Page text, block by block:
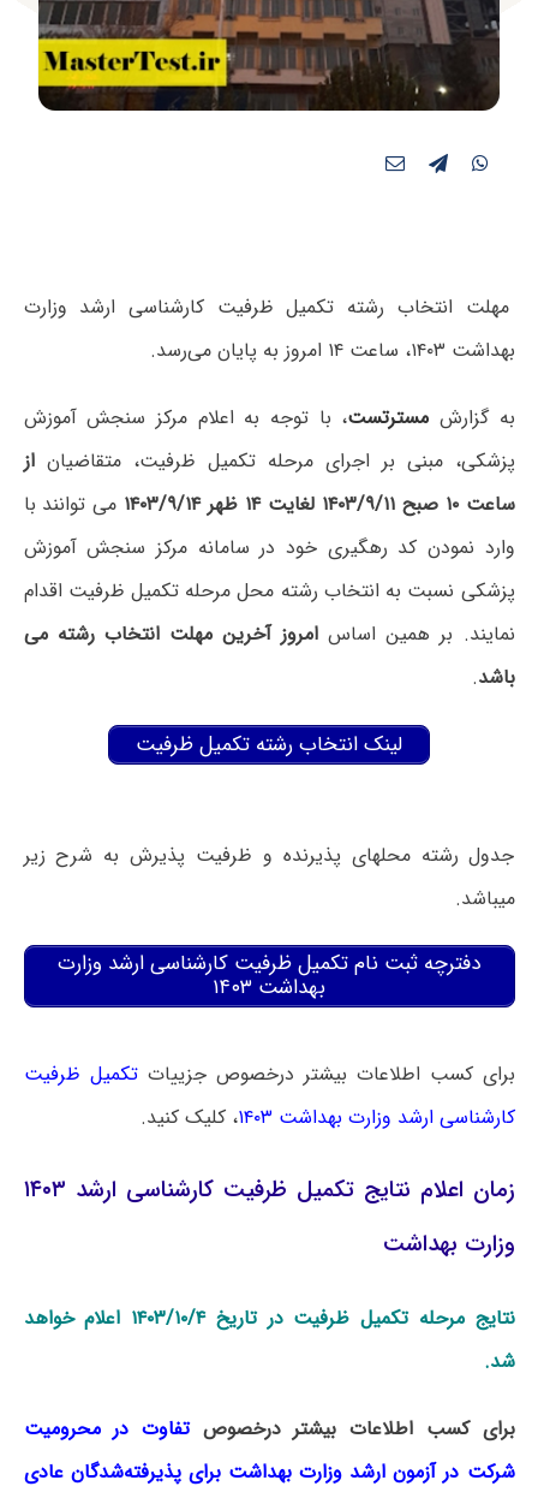
مهلت انتخاب رشته تکمیل ظرفیت کارشناسی ارشد وزارت
بهداشت ۱۴۰۳، ساعت ۱۴ امروز به پایان می‌رسد.
به گزارش مسترتست، با توجه به اعلام مرکز سنجش آموزش
پزشکی، مبنی بر اجرای مرحله تکمیل ظرفیت، متقاضیان از
ساعت ۱۰ صبح ۱۴۰۳/۹/۱۱ لغایت ۱۴ ظهر ۱۴۰۳/۹/۱۴
می توانند با
وارد نمودن کد رهگیری خود در سامانه مرکز سنجش آموزش
پزشکی نسبت به انتخاب رشته محل مرحله تکمیل ظرفیت اقدام
نمایند. بر همین اساس امروز آخرین مهلت انتخاب رشته می
باشد.
لینک انتخاب رشته تکمیل ظرفیت
جدول رشته محلهای پذیرنده و ظرفیت پذیرش به شرح زیر
میباشد.
دفترچه ثبت نام تکمیل ظرفیت کارشناسی ارشد وزارت
بهداشت ۱۴۰۳
برای کسب اطلاعات بیشتر درخصوص جزییاتتکمیل ظرفیت
کارشناسی ارشد وزارت بهداشت ۱۴۰۳
، کلیک کنید.
زمان اعلام نتایج تکمیل ظرفیت کارشناسی ارشد ۱۴۰۳
وزارت بهداشت
نتایج مرحله تکمیل ظرفیت در تاریخ ۱۴۰۳/۱۰/۴ اعلام خواهد
شد.
برای کسب اطلاعات بیشتر درخصوصتفاوت در محرومیت
شرکت در آزمون ارشد وزارت بهداشت برای پذیرفته‌شدگان عادی